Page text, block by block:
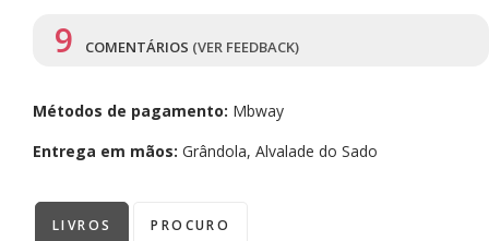
9 COMENTÁRIOS (VER FEEDBACK)
Métodos de pagamento: Mbway
Entrega em mãos: Grândola, Alvalade do Sado
LIVROS PROCURO